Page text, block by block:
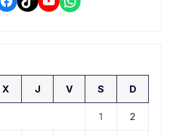
X J V S D
1 2